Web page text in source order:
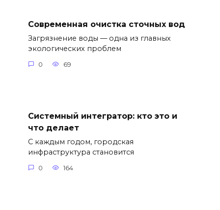
Современная очистка сточных вод
Загрязнение воды — одна из главных
экологических проблем
0 69
Системный интегратор: кто это и
что делает
С каждым годом, городская
инфраструктура становится
0 164